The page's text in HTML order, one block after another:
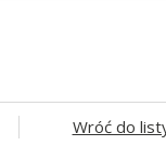
Wróć do